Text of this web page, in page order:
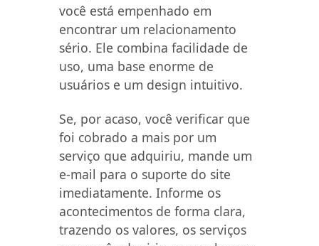
você está empenhado em
encontrar um relacionamento
sério. Ele combina facilidade de
uso, uma base enorme de
usuários e um design intuitivo.
Se, por acaso, você verificar que
foi cobrado a mais por um
serviço que adquiriu, mande um
e-mail para o suporte do site
imediatamente. Informe os
acontecimentos de forma clara,
trazendo os valores, os serviços